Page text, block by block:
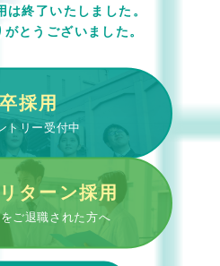
終了いたしました。
とうございました。
採用
トリー受付中
ターン採用
ご退職された方へ